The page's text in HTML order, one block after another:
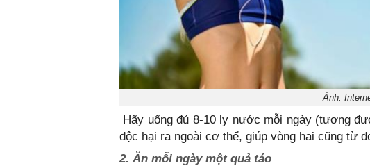
Ảnh:
Hãy uống đủ 8-10 ly nước mỗi ngày (tương
độc hại ra ngoài cơ thể, giúp vòng hai cũng từ
2. Ăn mỗi ngày một quả táo